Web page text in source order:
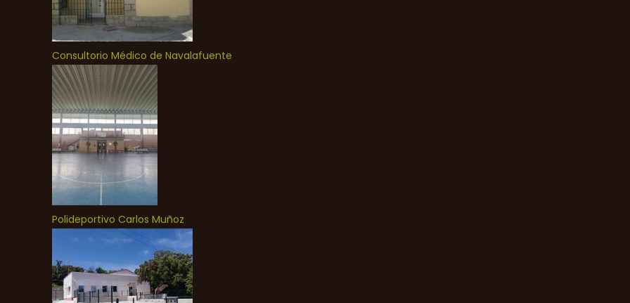
Consultorio Médico de Navalafuente
Polideportivo Carlos Muñoz